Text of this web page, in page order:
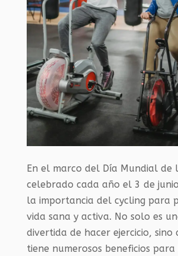
En el marco del Día Mundial de
celebrado cada año el 3 de
la importancia del cycling para
vida sana y activa. No solo es
divertida de hacer ejercicio, sino
tiene numerosos beneficios